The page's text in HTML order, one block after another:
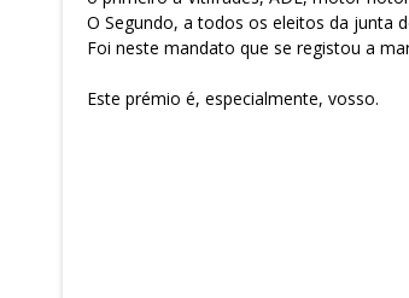
O Segundo, a todos os eleitos da junta
Foi neste mandato que se registou a
Este prémio é, especialmente, vosso.